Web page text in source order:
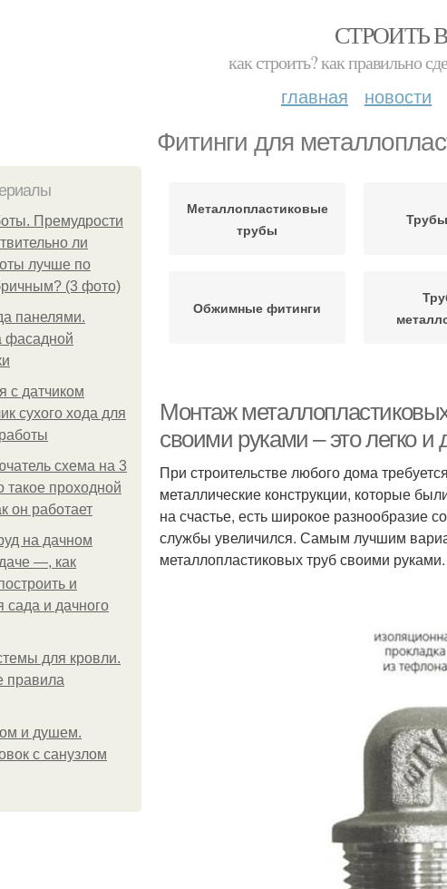
СТРОИТЬ
как строить? как правильно
главная новости
Фитинги для
Премудрости
ли
лучше по
(3 фото)
панелями.
фасадной
с датчиком
сухого хода для
схема на 3
такое проходной
он работает
на дачном
—, как
и
сада и дачного
для кровли.
правила
и душем.
с санузлом
Металлопластиковые
трубы
Обжимные фитинги
Монтаж
своими руками – это легко и
При строительстве любого дома
металлические конструкции, которые
на счастье, есть широкое разнообразие
службы увеличился. Самым лучшим
металлопластиковых труб своими руками.